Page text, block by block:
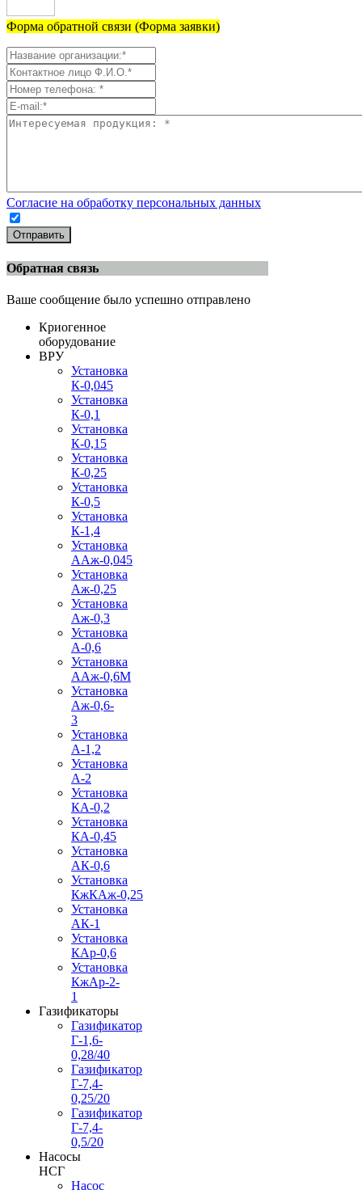
Форма обратной связи (Форма заявки)
Согласие на обработку персональных данных
Отправить
Обратная связь
Ваше сообщение было успешно отправлено
Криогенное
оборудование
ВРУ
Установка
К-0,045
Установка
К-0,1
Установка
К-0,15
Установка
К-0,25
Установка
К-0,5
Установка
К-1,4
Установка
ААж-0,045
Установка
Аж-0,25
Установка
Аж-0,3
Установка
А-0,6
Установка
ААж-0,6М
Установка
Аж-0,6-
3
Установка
А-1,2
Установка
А-2
Установка
КА-0,2
Установка
КА-0,45
Установка
АК-0,6
Установка
КжКАж-0,25
Установка
АК-1
Установка
КАр-0,6
Установка
КжАр-2-
1
Газификаторы
Газификатор
Г-1,6-
0,28/40
Газификатор
Г-7,4-
0,25/20
Газификатор
Г-7,4-
0,5/20
Насосы
НСГ
Насос